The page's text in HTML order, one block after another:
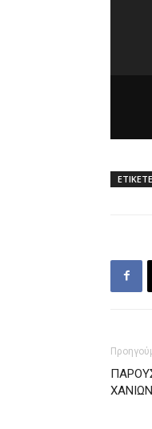
ΧΑΝΙΩΝ